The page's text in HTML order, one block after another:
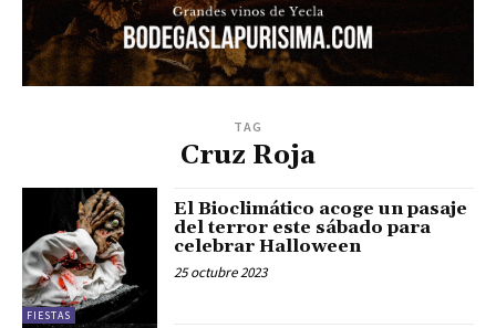
TAG
Cruz Roja
FIESTAS
El Bioclimático acoge un pasaje
del terror este sábado para
celebrar Halloween
25 octubre 2023